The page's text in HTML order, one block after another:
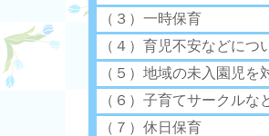
（３）一時保育
（４）育児不安などにつ
（５）地域の未入園児
（６）子育てサークルな
（７）休日保育